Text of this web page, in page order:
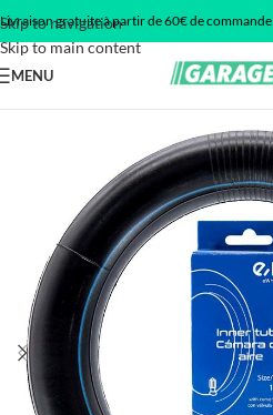
Skip to navigation
Skip to main content
Livraison gratuite à partir de 60€ de commande
MENU